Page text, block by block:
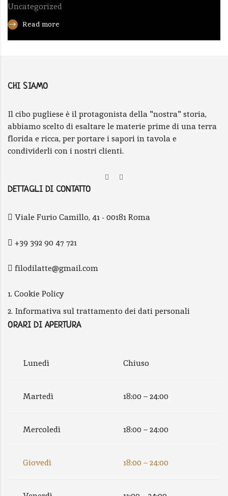
Uncategorized
Read more
CHI SIAMO
Il cibo pugliese è il protagonista della "nostra" storia,
abbiamo scelto di esaltare le materie prime di una terra
florida e ricca, per portare i sapori in tavola e
condividerli con i nostri clienti.
DETTAGLI DI CONTATTO
Viale Furio Camillo, 41 - 00181 Roma
+39 392 90 47 721
filodilatte@gmail.com
1. Cookie Policy
2. Informativa sul trattamento dei dati personali
ORARI DI APERTURA
Lunedì Chiuso
Martedì 18:00 – 24:00
Mercoledì 18:00 – 24:00
Giovedì 18:00 – 24:00